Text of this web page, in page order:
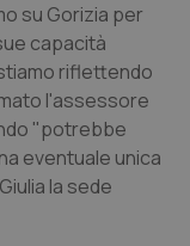
su Gorizia per
capacità
riflettendo
l'assessore
"potrebbe
eventuale unica
la sede